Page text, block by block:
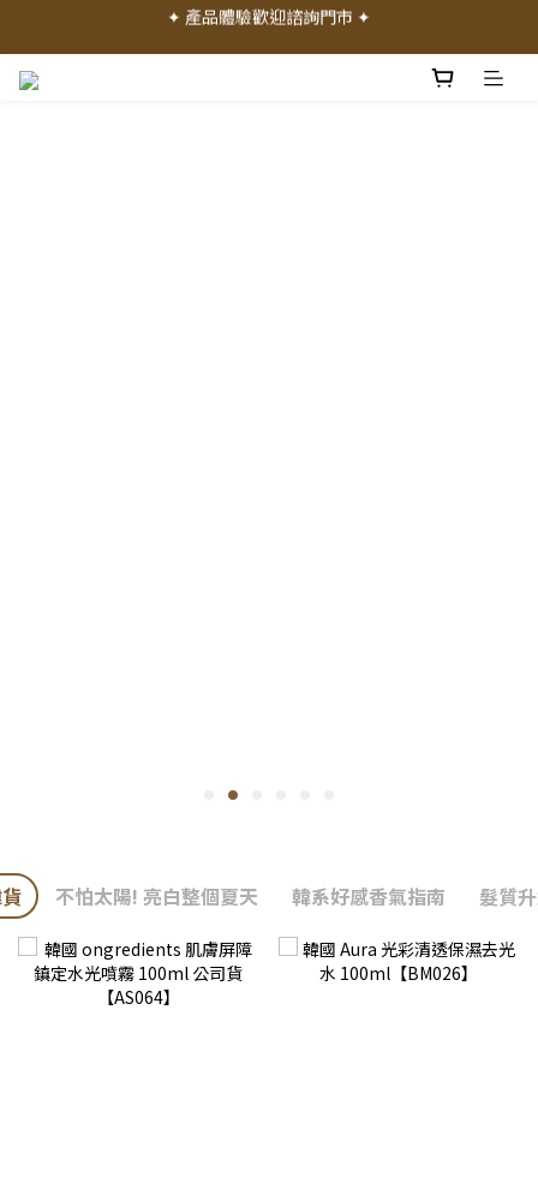
✦ 加入會員就送 50 元購物禮金 ✦
✦ 加入會員就送 50 元購物禮金 ✦
不怕太陽! 亮白整個夏天 韓系好感香氣指南 髮質